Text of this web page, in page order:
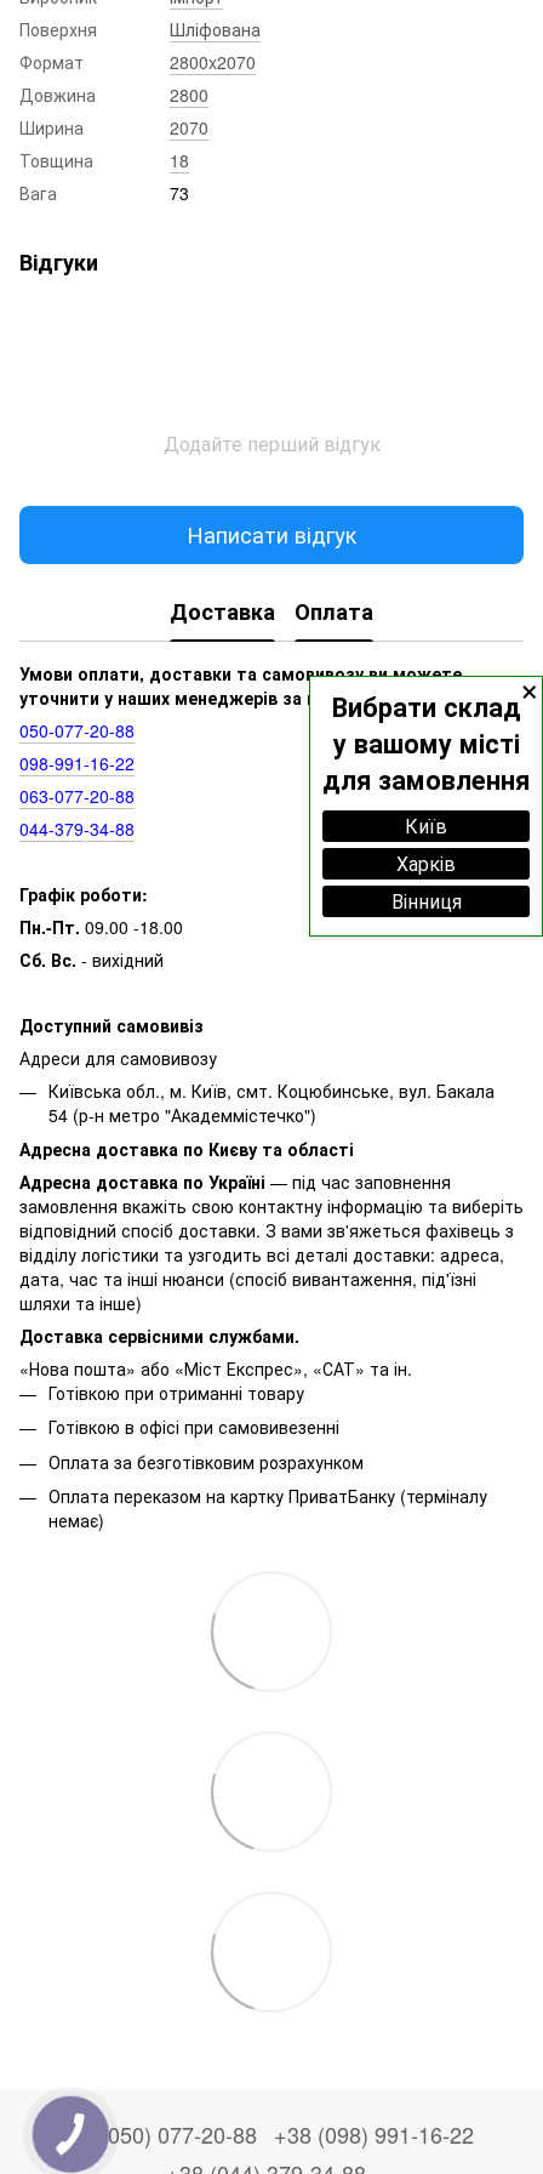
×
Вибрати склад
у вашому місті
для замовлення
Київ
Харків
Вінниця
Поверхня
Шліфована
Формат
2800x2070
Довжина
2800
Ширина
2070
Товщина
18
Вага
73
Відгуки
Додайте перший відгук
Написати відгук
Доставка Оплата
Умови оплати, доставки та самовивозу ви можете
уточнити у наших менеджерів за номерами:
050‑077‑20‑88
098‑991‑16‑22
063‑077‑20‑88
044‑379‑34‑88
Графік роботи:
Пн.-Пт. 09.00 -18.00
Сб. Вс. - вихідний
Доступний самовивіз
Адреси для самовивозу
Київська обл., м. Київ, смт. Коцюбинське, вул. Бакала
54 (р-н метро "Академмістечко")
Адресна доставка по Києву та області
Адресна доставка по Україні — під час заповнення
замовлення вкажіть свою контактну інформацію та виберіть
відповідний спосіб доставки. З вами зв'яжеться фахівець з
відділу логістики та узгодить всі деталі доставки: адреса,
дата, час та інші нюанси (спосіб вивантаження, під'їзні
шляхи та інше)
Доставка сервісними службами.
«Нова пошта» або «Міст Експрес», «САТ» та ін.
Готівкою при отриманні товару
Готівкою в офісі при самовивезенні
Оплата за безготівковим розрахунком
Оплата переказом на картку ПриватБанку (терміналу
немає)
+38 (050) 077-20-88 +38 (098) 991-16-22